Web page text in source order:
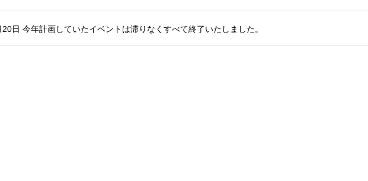
日 今年計画していたイベントは滞りなくすべて終了いたしました。